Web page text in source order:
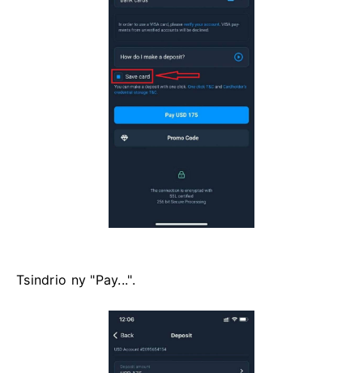
Tsindrio ny "Pay...".